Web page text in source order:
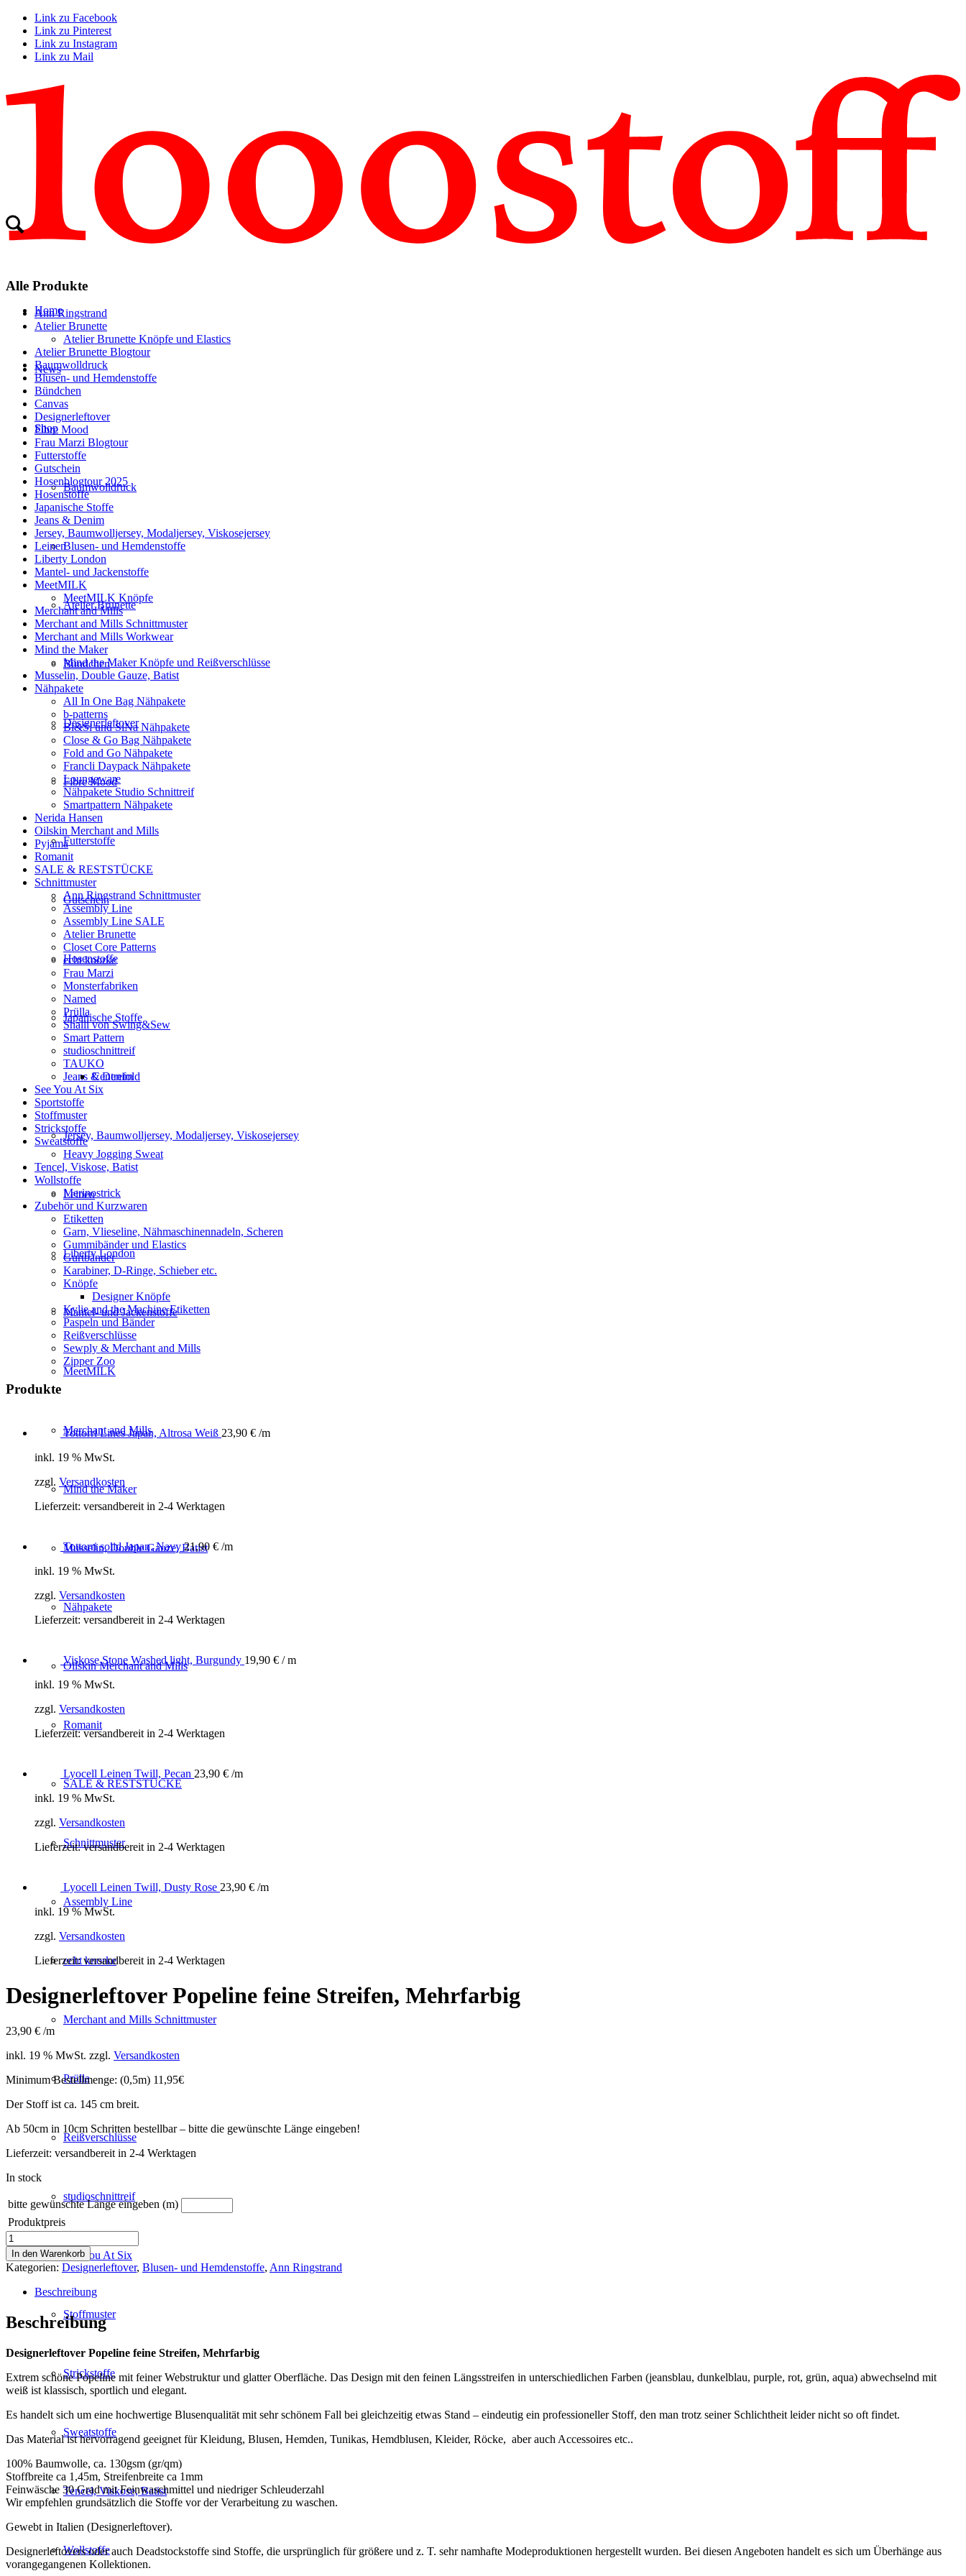
Link zu Facebook
Link zu Pinterest
Link zu Instagram
Link zu Mail
Home
News
Shop
Baumwolldruck
Blusen- und Hemdenstoffe
Atelier Brunette
Bündchen
Designerleftover
Fibre Mood
Futterstoffe
Gutschein
Hosenstoffe
Japanische Stoffe
Jeans & Denim
Jersey, Baumwolljersey, Modaljersey, Viskosejersey
Leinen
Liberty London
Mantel- und Jackenstoffe
MeetMILK
Merchant and Mills
Mind the Maker
Musselin, Double Gauze, Batist
Nähpakete
Oilskin Merchant and Mills
Romanit
SALE & RESTSTÜCKE
Schnittmuster
Assembly Line
echt knorke
Merchant and Mills Schnittmuster
Prülla
Reißverschlüsse
studioschnittreif
See You At Six
Stoffmuster
Strickstoffe
Sweatstoffe
Tencel, Viskose, Batist
Wollstoffe
Alle Produkte
Ann Ringstrand
Atelier Brunette
Atelier Brunette Knöpfe und Elastics
Atelier Brunette Blogtour
Baumwolldruck
Blusen- und Hemdenstoffe
Bündchen
Canvas
Designerleftover
Fibre Mood
Frau Marzi Blogtour
Futterstoffe
Gutschein
Hosenblogtour 2025
Hosenstoffe
Japanische Stoffe
Jeans & Denim
Jersey, Baumwolljersey, Modaljersey, Viskosejersey
Leinen
Liberty London
Mantel- und Jackenstoffe
MeetMILK
MeetMILK Knöpfe
Merchant and Mills
Merchant and Mills Schnittmuster
Merchant and Mills Workwear
Mind the Maker
Mind the Maker Knöpfe und Reißverschlüsse
Musselin, Double Gauze, Batist
Nähpakete
All In One Bag Nähpakete
b-patterns
Bi&Si und SiNa Nähpakete
Close & Go Bag Nähpakete
Fold and Go Nähpakete
Francli Daypack Nähpakete
Loungeware
Nähpakete Studio Schnittreif
Smartpattern Nähpakete
Nerida Hansen
Oilskin Merchant and Mills
Pyjama
Romanit
SALE & RESTSTÜCKE
Schnittmuster
Ann Ringstrand Schnittmuster
Assembly Line
Assembly Line SALE
Atelier Brunette
Closet Core Patterns
echt knorke
Frau Marzi
Monsterfabriken
Named
Prülla
Shalli von Swing&Sew
Smart Pattern
studioschnittreif
TAUKO
Centrefold
See You At Six
Sportstoffe
Stoffmuster
Strickstoffe
Sweatstoffe
Heavy Jogging Sweat
Tencel, Viskose, Batist
Wollstoffe
Merinostrick
Zubehör und Kurzwaren
Etiketten
Garn, Vlieseline, Nähmaschinennadeln, Scheren
Gummibänder und Elastics
Gurtbänder
Karabiner, D-Ringe, Schieber etc.
Knöpfe
Designer Knöpfe
Kylie and the Machine Etiketten
Paspeln und Bänder
Reißverschlüsse
Sewply & Merchant and Mills
Zipper Zoo
Produkte
Tottorri Lines Japan, Altrosa Weiß 23,90 € /m
inkl. 19 % MwSt.
zzgl. Versandkosten
Lieferzeit: versandbereit in 2-4 Werktagen
Tottorri solid Japan, Navy 21,90 € /m
inkl. 19 % MwSt.
zzgl. Versandkosten
Lieferzeit: versandbereit in 2-4 Werktagen
Viskose Stone Washed light, Burgundy 19,90 € / m
inkl. 19 % MwSt.
zzgl. Versandkosten
Lieferzeit:versandbereit in 2-4 Werktagen
Lyocell Leinen Twill, Pecan 23,90 € /m
inkl. 19 % MwSt.
zzgl. Versandkosten
Lieferzeit:versandbereit in 2-4 Werktagen
Lyocell Leinen Twill, Dusty Rose 23,90 € /m
inkl. 19 % MwSt.
zzgl. Versandkosten
Lieferzeit:versandbereit in 2-4 Werktagen
Designerleftover Popeline feine Streifen, Mehrfarbig
23,90 € /m
inkl. 19 % MwSt. zzgl. Versandkosten
Minimum Bestellmenge: (0,5m) 11,95€
Der Stoff ist ca. 145 cm breit.
Ab 50cm in 10cm Schritten bestellbar – bitte die gewünschte Länge eingeben!
Lieferzeit: versandbereit in 2-4 Werktagen
In stock
bitte gewünschte Länge eingeben (m)
Produktpreis
Designerleftover
Popeline
feine
Streifen,
Mehrfarbig
Menge
In den Warenkorb
Kategorien: Designerleftover, Blusen- und Hemdenstoffe, Ann Ringstrand
Beschreibung
Beschreibung
Designerleftover Popeline feine Streifen, Mehrfarbig
Extrem schöne Popeline mit feiner Webstruktur und glatter Oberfläche. Das Design mit den feinen Längsstreifen in unterschiedlichen Farben (jeansblau, dunkelblau, purple, rot, grün, aqua) abwechselnd mit
weiß ist klassisch, sportlich und elegant.
Es handelt sich um eine hochwertige Blusenqualität mit sehr schönem Fall bei gleichzeitig etwas Stand – eindeutig ein professioneller Stoff, den man trotz seiner Schlichtheit leider nicht so oft findet.
Das Material ist hervorragend geeignet für Kleidung, Blusen, Hemden, Tunikas, Hemdblusen, Kleider, Röcke, aber auch Accessoires etc..
100% Baumwolle, ca. 130gsm (gr/qm)
Stoffbreite ca 1,45m, Streifenbreite ca 1mm
Feinwäsche 30 Grad mit Feinwaschmittel und niedriger Schleuderzahl
Wir empfehlen grundsätzlich die Stoffe vor der Verarbeitung zu waschen.
Gewebt in Italien (Designerleftover).
Designerleftovers oder auch Deadstockstoffe sind Stoffe, die ursprünglich für größere und z. T. sehr namhafte Modeproduktionen hergestellt wurden. Bei diesen Angeboten handelt es sich um Überhänge aus
vorangegangenen Kollektionen.